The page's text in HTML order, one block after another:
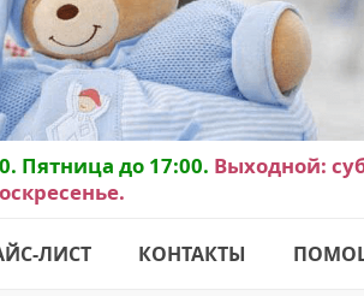
Пятница до 17:00. Выходной:
ЛИСТ КОНТАКТЫ